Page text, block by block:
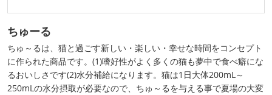
ちゅーる
ちゅ～るは、猫と過ごす新しい・楽しい・幸せな時間をコンセプト
に作られた商品です。(1)嗜好性がよく多くの猫も夢中で食べ癖にな
るおいしさです(2)水分補給になります。猫は1日大体200mL～
250mLの水分摂取が必要なので、ちゅ～るを与える事で夏場の大変